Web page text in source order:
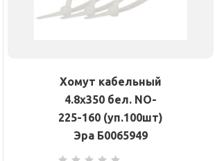
Хомут кабельный
4.8х350 бел. NO-
225-160 (уп.100шт)
Эра Б0065949